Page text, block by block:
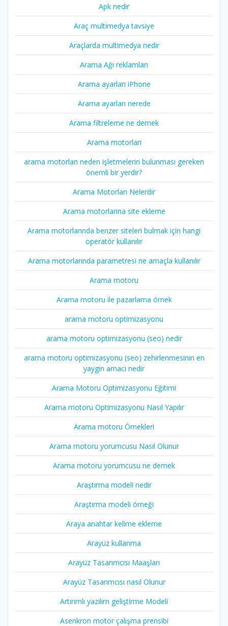
Apk nedir
Araç multimedya tavsiye
Araçlarda multimedya nedir
Arama Ağı reklamları
Arama ayarları iPhone
Arama ayarları nerede
Arama filtreleme ne demek
Arama motorları
arama motorları neden işletmelerin bulunması gereken
önemli bir yerdir?
Arama Motorları Nelerdir
Arama motorlarına site ekleme
Arama motorlarında benzer siteleri bulmak için hangi
operatör kullanılır
Arama motorlarında parametresi ne amaçla kullanılır
Arama motoru
Arama motoru ile pazarlama örnek
arama motoru optimizasyonu
arama motoru optimizasyonu (seo) nedir
arama motoru optimizasyonu (seo) zehirlenmesinin en
yaygın amacı nedir
Arama Motoru Optimizasyonu Eğitimi
Arama motoru Optimizasyonu Nasıl Yapılır
Arama motoru Örnekleri
Arama motoru yorumcusu Nasıl Olunur
Arama motoru yorumcusu ne demek
Araştırma modeli nedir
Araştırma modeli örneği
Araya anahtar kelime ekleme
Arayüz kullanma
Arayüz Tasarımcısı Maaşları
Arayüz Tasarımcısı nasıl Olunur
Artırımlı yazılım geliştirme Modeli
Asenkron motor çalışma prensibi